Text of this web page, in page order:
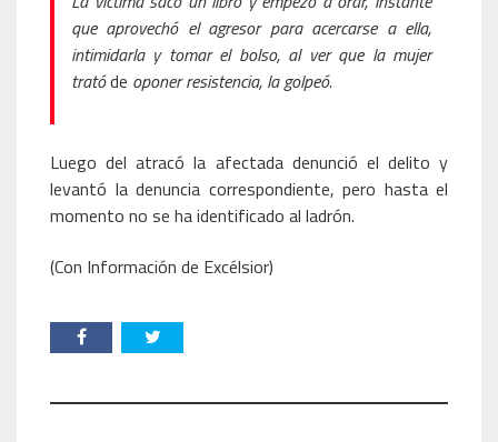
que aprovechó el agresor para acercarse a ella,
intimidarla y tomar el bolso, al ver que la mujer
tratóde oponer resistencia, la golpeó.
Luego del atracó la afectada denunció el delito y
levantó la denuncia correspondiente, pero hasta el
momento no se ha identificado al ladrón.
(Con Información de Excélsior)